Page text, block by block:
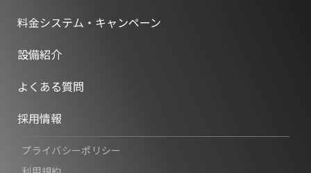
料金システム・キャンペーン
設備紹介
よくある質問
採用情報
プライバシーポリシー